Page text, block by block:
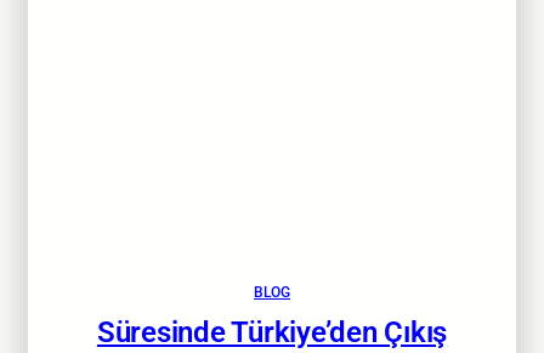
BLOG
Süresinde Türkiye’den Çıkış